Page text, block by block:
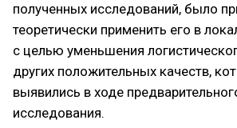
полученных исследований, было
теоретически применить его в
с целью уменьшения
других положительных качеств,
выявились в ходе
исследования.